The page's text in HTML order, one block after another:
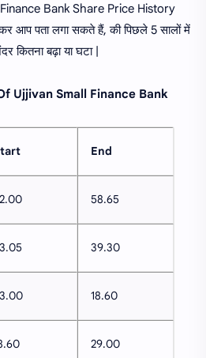
Bank Share Price History
आप पता लगा सकते हैं, की पिछले 5 सालों में
कितना बढ़ा या घटा |
Ujjivan Small Finance Bank
End
58.65
39.30
18.60
29.00